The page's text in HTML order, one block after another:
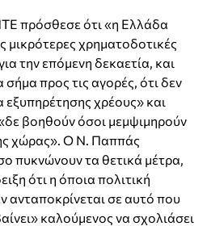
πρόσθεσε ότι «η Ελλάδα
μικρότερες χρηματοδοτικές
την επόμενη δεκαετία, και
σήμα προς τις αγορές, ότι δεν
χρέους» και
βοηθούν όσοι μεμψιμηρούν
χώρας». Ο Ν. Παππάς
πυκνώνουν τα θετικά μέτρα,
ότι η όποια πολιτική
ανταποκρίνεται σε αυτό που
καλούμενος να σχολιάσει